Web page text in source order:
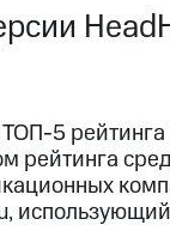
5 рейтинга
рейтинга